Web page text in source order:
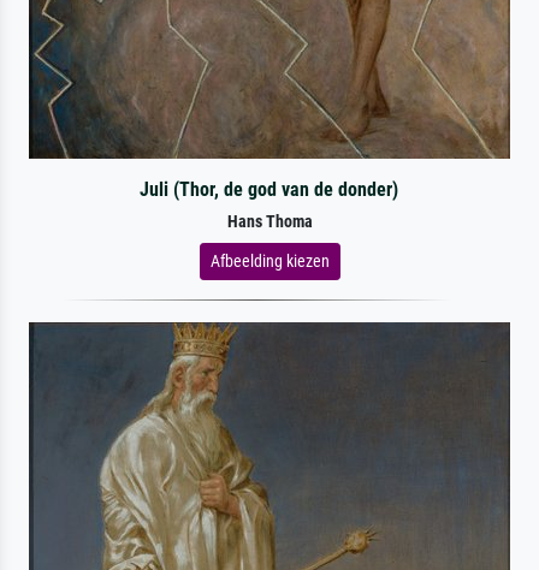
Juli (Thor, de god van de donder)
Hans Thoma
Afbeelding kiezen